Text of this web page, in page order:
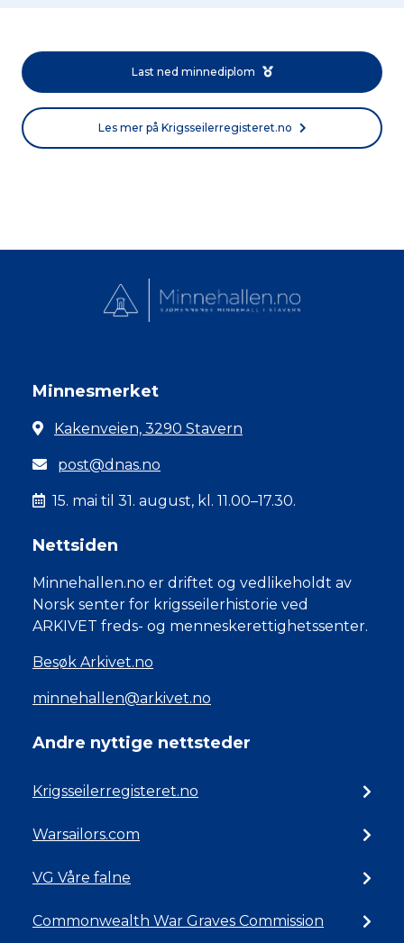
Last ned minnediplom
Les mer på Krigsseilerregisteret.no
Minnesmerket
Kakenveien, 3290 Stavern
post@dnas.no
15. mai til 31. august, kl. 11.00–17.30.
Nettsiden
Minnehallen.no er driftet og vedlikeholdt av
Norsk senter for krigsseilerhistorie ved
ARKIVET freds- og menneskerettighetssenter.
Besøk Arkivet.no
minnehallen@arkivet.no
Andre nyttige nettsteder
Krigsseilerregisteret.no
Warsailors.com
VG Våre falne
Commonwealth War Graves Commission